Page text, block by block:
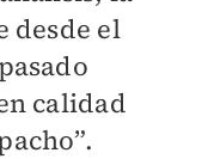
desde el
calidad